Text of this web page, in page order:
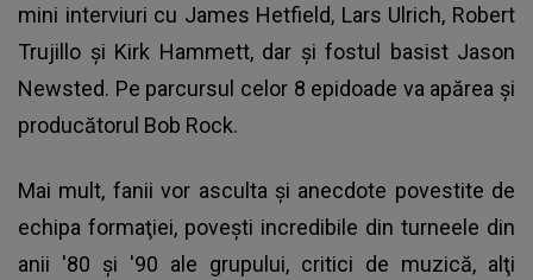
mini interviuri cu James Hetfield, Lars Ulrich, Robert
Trujillo şi Kirk Hammett, dar şi fostul basist Jason
Newsted. Pe parcursul celor 8 epidoade va apărea și
producătorul Bob Rock.
Mai mult, fanii vor asculta și anecdote povestite de
echipa formaţiei, poveşti incredibile din turneele din
anii '80 şi '90 ale grupului, critici de muzică, alţi